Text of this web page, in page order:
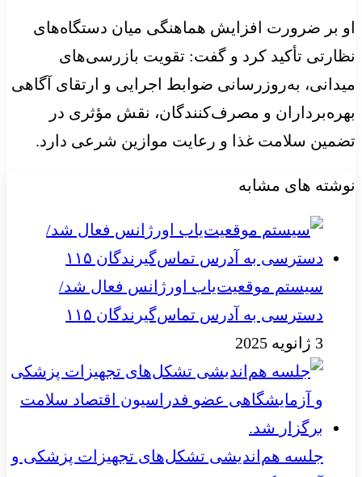
او بر ضرورت افزایش هماهنگی میان دستگاه‌های
نظارتی تأکید کرد و گفت: تقویت بازرسی‌های
میدانی، به‌روزرسانی ضوابط اجرایی و ارتقای آگاهی
بهره‌برداران و مصرف‌کنندگان، نقش مؤثری در
تضمین سلامت غذا و رعایت موازین شرعی دارد.
نوشته های مشابه
سیستم موقعیت‌یاب اورژانس فعال شد/
دسترسی به آدرس تماس‌گیرندگان ۱۱۵
3 ژانویه 2025
جلسه هم‌اندیشی تشکل‌های تجهیزات پزشکی و